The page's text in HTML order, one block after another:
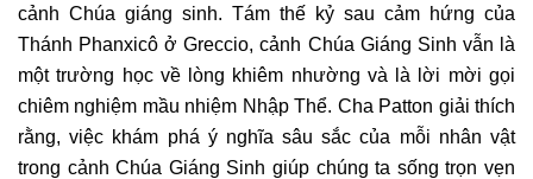
cảnh Chúa giáng sinh. Tám thế kỷ sau cảm hứng của
Thánh Phanxicô ở Greccio, cảnh Chúa Giáng Sinh vẫn là
một trường học về lòng khiêm nhường và là lời mời gọi
chiêm nghiệm mầu nhiệm Nhập Thể. Cha Patton giải thích
rằng, việc khám phá ý nghĩa sâu sắc của mỗi nhân vật
trong cảnh Chúa Giáng Sinh giúp chúng ta sống trọn vẹn